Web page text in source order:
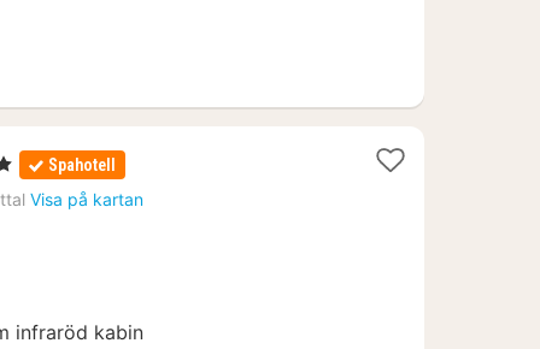
Spahotell
Visa på kartan
infraröd kabin